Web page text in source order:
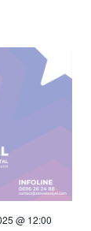
de
@ 12:00